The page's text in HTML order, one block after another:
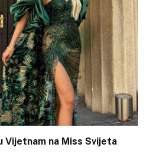
Vijetnam na Miss Svijeta